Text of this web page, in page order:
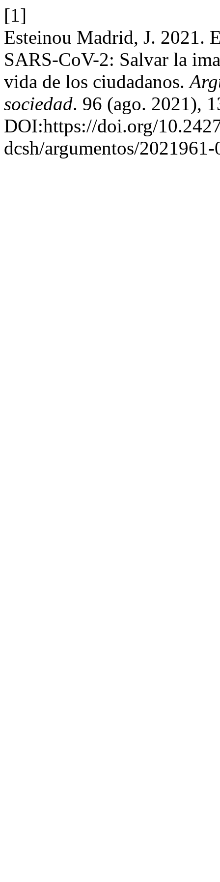
[1]
Esteinou Madrid, J. 2021.
SARS-CoV-2: Salvar la
vida de los ciudadanos.
sociedad. 96 (ago. 2021),
DOI:https://doi.org/
dcsh/argumentos/2021961-